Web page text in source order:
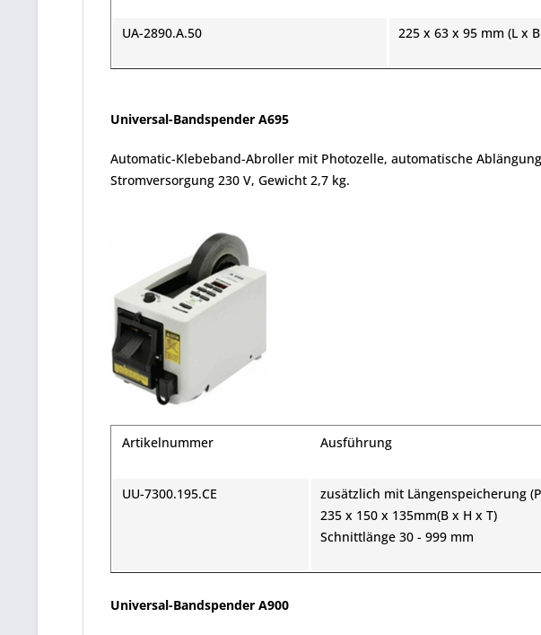
UA-2890.A.50 225 x 63 x 95 mm (L x
Universal-Bandspender A695
Automatic-Klebeband-Abroller mit Photo­zelle, automatische
Stromversorgung 230 V, Gewicht 2,7 kg.
Artikelnummer Ausführung
UU-7300.195.CE
zusätzlich mit Längenspeicherung
235 x 150 x 135mm(B x H x T)
Schnittlänge 30 - 999 mm
Universal-Bandspender A900